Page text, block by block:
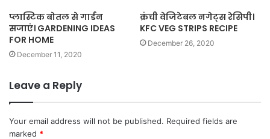
प्लास्टिक बोतल से गार्डन
सजाएं। GARDENING IDEAS
FOR HOME
December 11, 2020
क्रंची वेजिटेबल नगेट्स रेसिपी।
KFC VEG STRIPS RECIPE
December 26, 2020
Leave a Reply
Your email address will not be published. Required fields are
marked *